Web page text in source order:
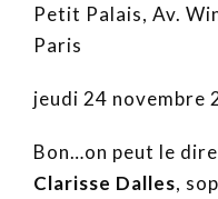
Petit Palais, Av.
Paris
jeudi 24 novembre
Bon…on peut le
Clarisse Dalles,